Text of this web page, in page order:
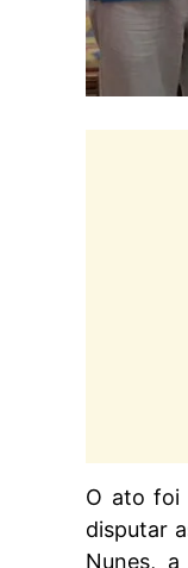
O ato foi
disputar
Nunes,